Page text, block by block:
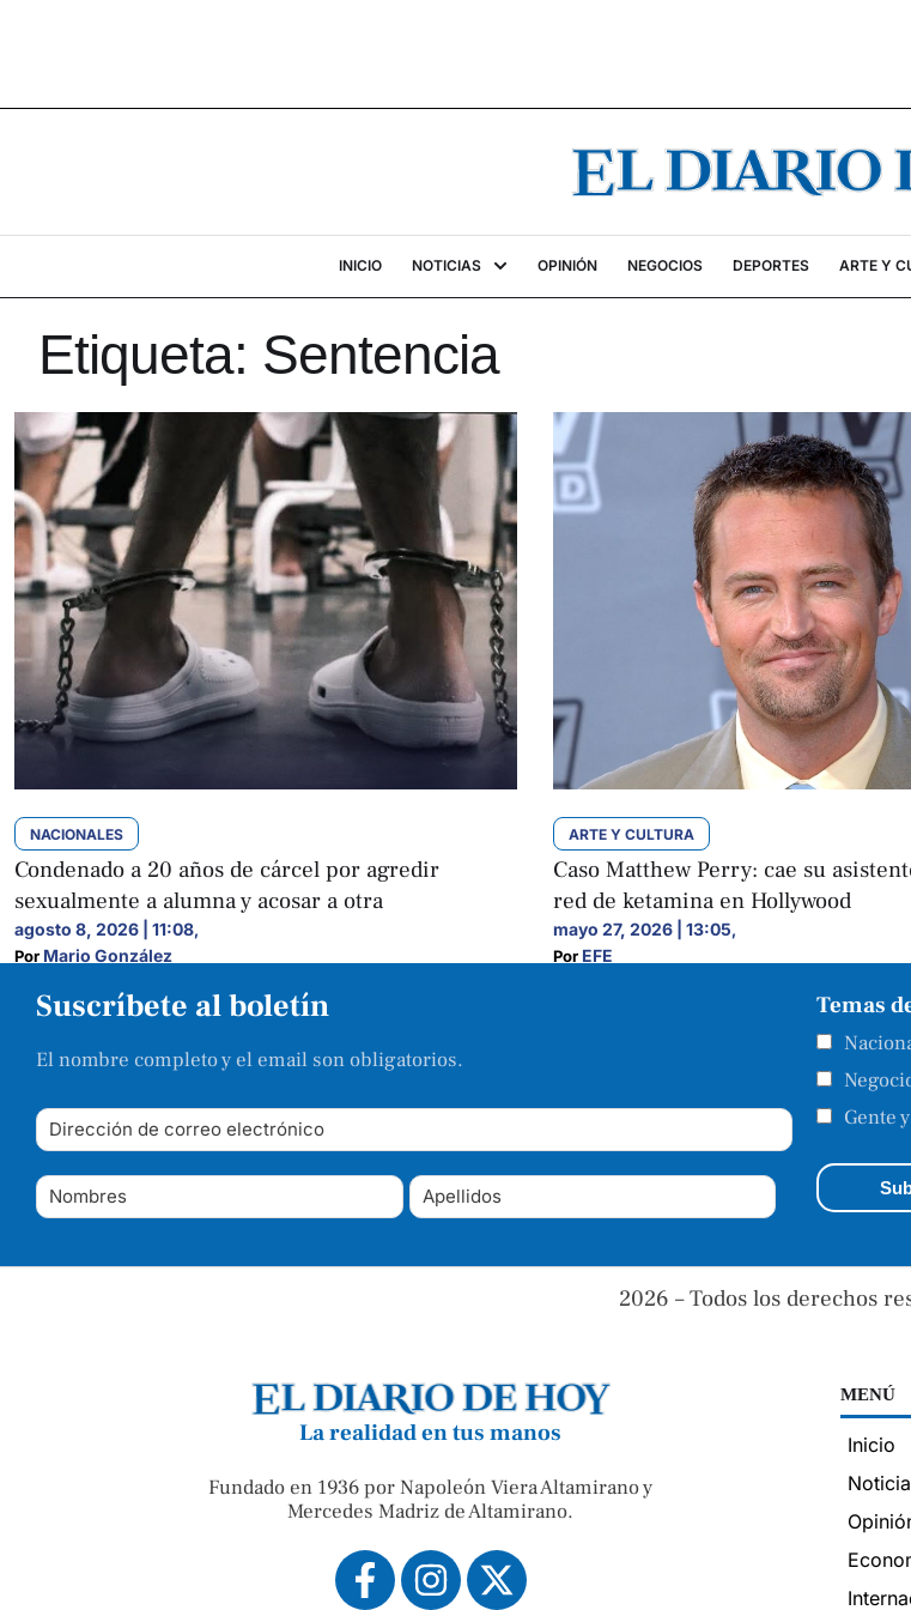
INICIO NOTICIAS OPINIÓN NEGOCIOS DEPORTES ARTE Y
Etiqueta: Sentencia
NACIONALES
Condenado a 20 años de cárcel por agredir
sexualmente a alumna y acosar a otra
agosto 8, 2026 | 11:08,
Por Mario González
ARTE Y CULTURA
Caso Matthew Perry: cae su
red de ketamina en Hollywood
mayo 27, 2026 | 13:05,
Por EFE
Suscríbete al boletín
El nombre completo y el email son obligatorios.
Temas
Gente
2026 – Todos los derechos
La realidad en tus manos
Fundado en 1936 por Napoleón Viera Altamirano y
Mercedes Madriz de Altamirano.
MENÚ
Inicio